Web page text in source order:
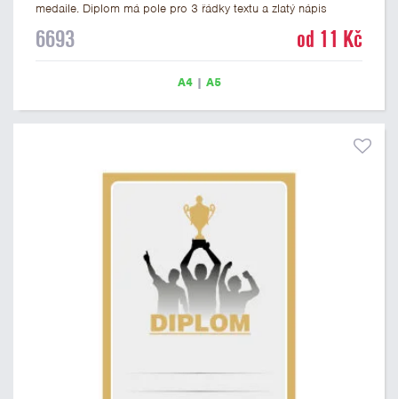
medaile. Diplom má pole pro 3 řádky textu a zlatý nápis
Tento univerzální diplom je vhodný pro většinu událostí, ke
6693 od 11 Kč
A4| A5